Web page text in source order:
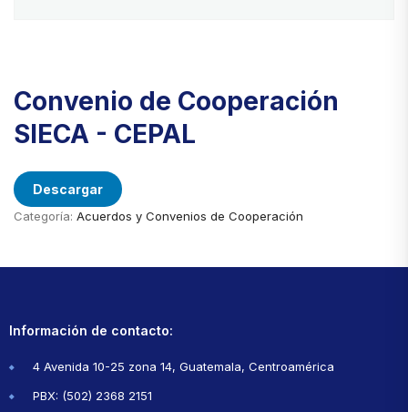
Convenio de Cooperación
SIECA - CEPAL
Descargar
Categoría: Acuerdos y Convenios de Cooperación
Información de contacto:
4 Avenida 10-25 zona 14, Guatemala, Centroamérica
PBX: (502) 2368 2151